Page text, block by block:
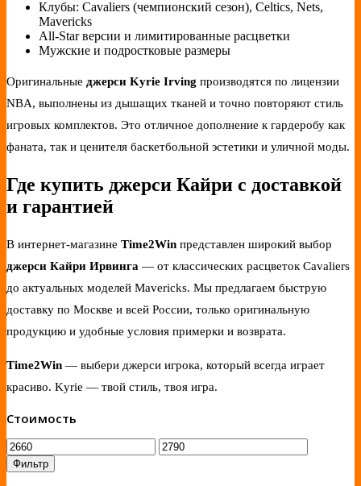
Клубы: Cavaliers (чемпионский сезон), Celtics, Nets,
Mavericks
All-Star версии и лимитированные расцветки
Мужские и подростковые размеры
Оригинальные джерси Kyrie Irving производятся по лицензии
NBA, выполнены из дышащих тканей и точно повторяют стиль
игровых комплектов. Это отличное дополнение к гардеробу как
фаната, так и ценителя баскетбольной эстетики и уличной моды.
Где купить джерси Кайри с доставкой
и гарантией
В интернет-магазине Time2Win представлен широкий выбор
джерси Кайри Ирвинга — от классических расцветок Cavaliers
до актуальных моделей Mavericks. Мы предлагаем быструю
доставку по Москве и всей России, только оригинальную
продукцию и удобные условия примерки и возврата.
Time2Win — выбери джерси игрока, который всегда играет
красиво. Kyrie — твой стиль, твоя игра.
Стоимость
Фильтр